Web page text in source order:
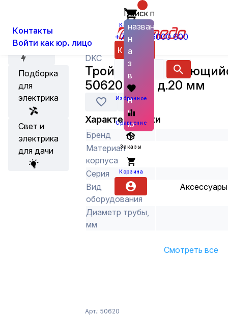
Контакты
Войти как юр. лицо
Корзина
+7 (800) 6000 600
Каталог
Поиск по
названию
н
а
з
в
а
н
и
ю
Избранное
Сравнение
Заказы
Корзина
Акции
Подборка
для
электрика
Свет и
электрика
для дачи
Кабеленесущие системы и
DKC
Тройник
50620 IP40, д.20 мм
Характеристики
Бренд
Материал
корпуса
Серия
Вид
оборудования
Диаметр трубы,
мм
Смотреть все
Арт.: 50620